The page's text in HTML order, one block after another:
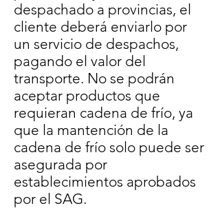
despachado a provincias, el
cliente deberá enviarlo por
un servicio de despachos,
pagando el valor del
transporte. No se podrán
aceptar productos que
requieran cadena de frío, ya
que la mantención de la
cadena de frío solo puede ser
asegurada por
establecimientos aprobados
por el SAG.